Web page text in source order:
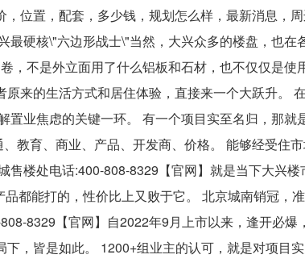
位置，配套，多少钱，规划怎么样，最新消息，
硬核\"六边形战士\"当然，大兴众多的楼盘，也在
，不是外立面用了什么铝板和石材，也不仅仅是使
来的生活方式和居住体验，直接来一个大跃升。
置业焦虑的关键一环。 有一个项目实至名归，那就
教育、商业、产品、开发商、价格。 能够经受住
售楼处电话:400-808-8329【官网】就是当下大兴
都能打的，性价比上又败于它。 北京城南销冠，
8329【官网】自2022年9月上市以来，逢开必爆
，皆是如此。 1200+组业主的认可，就是对项目